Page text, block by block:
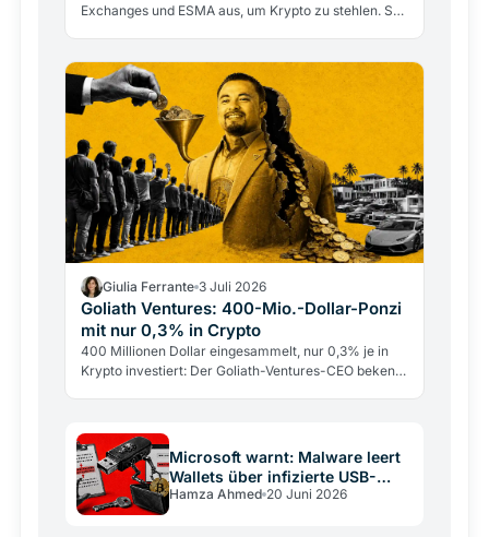
Exchanges und ESMA aus, um Krypto zu stehlen. So
Giulia Ferrante 3 Juli 2026
Goliath Ventures: 400-Mio.-Dollar-Ponzi
mit nur 0,3% in Crypto
400 Millionen Dollar eingesammelt, nur 0,3% je in
Krypto investiert: Der Goliath-Ventures-CEO bekennt
Microsoft warnt: Malware leert
Wallets über infizierte USB-
Sticks
Hamza Ahmed 20 Juni 2026